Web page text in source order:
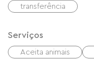
transferência
Serviços
Aceita animais